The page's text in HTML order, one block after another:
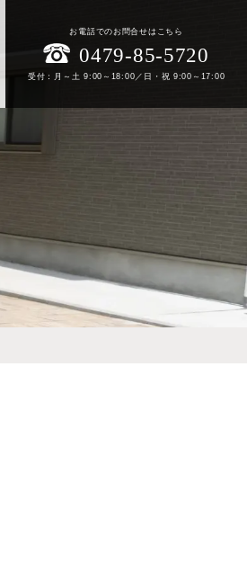
お電話でのお問合せはこちら
0479-85-5720
受付：月～土 9:00～18:00／日・祝 9:00～17:00